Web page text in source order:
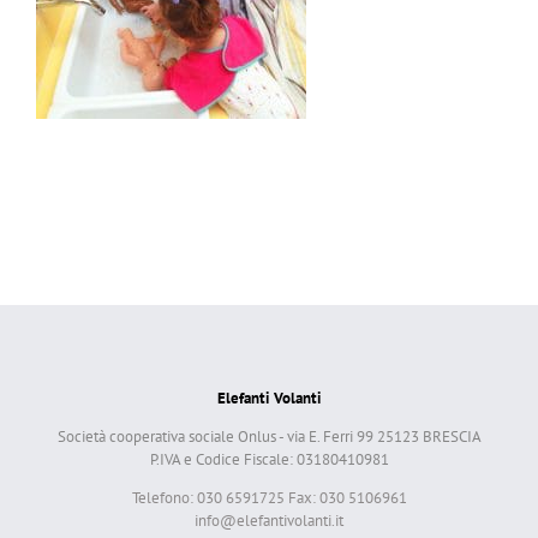
Elefanti Volanti
Società cooperativa sociale Onlus - via E. Ferri 99 25123 BRESCIA
P.IVA e Codice Fiscale: 03180410981
Telefono: 030 6591725 Fax: 030 5106961
info@elefantivolanti.it